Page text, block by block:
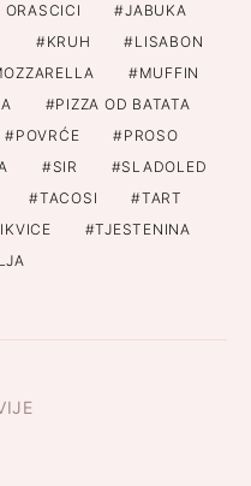
ORASCICI
JABUKA
KRUH
LISABON
MUFFIN
PIZZA OD BATATA
POVRĆE
PROSO
SIR
SLADOLED
TACOSI
TART
TJESTENINA